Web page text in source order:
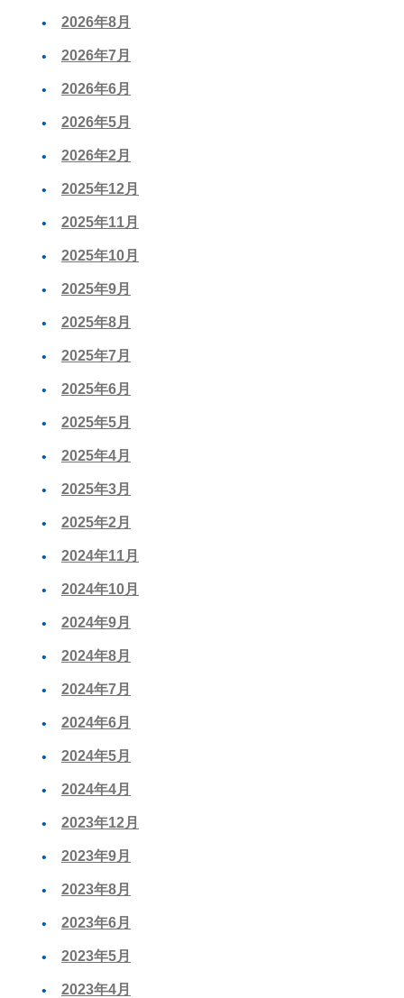
2026年8月
2026年7月
2026年6月
2026年5月
2026年2月
2025年12月
2025年11月
2025年10月
2025年9月
2025年8月
2025年7月
2025年6月
2025年5月
2025年4月
2025年3月
2025年2月
2024年11月
2024年10月
2024年9月
2024年8月
2024年7月
2024年6月
2024年5月
2024年4月
2023年12月
2023年9月
2023年8月
2023年6月
2023年5月
2023年4月